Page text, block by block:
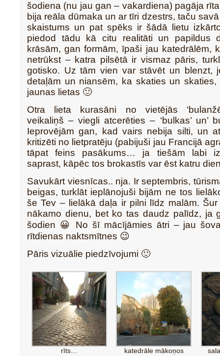
šodiena (nu jau gan – vakardiena) pagāja
bija reāla dūmaka un ar tīri dzestrs, taču
skaistums un pat spēks ir šādā lietu
piedod tādu kā citu realitāti un papildus
krāsām, gan formām, īpaši jau katedrālēm,
netrūkst – katra pilsētā ir vismaz pāris,
gotisko. Uz tām vien var stāvēt un blenzt,
detaļām un niansēm, ka skaties un skaties,
jaunas lietas 🙂
Otra lieta kurasāni no vietējās
veikaliņš – viegli atcerēties – ‘bulkas’ un’
Ieprovējām gan, kad vairs nebija silti, un
kritizēti no lietpratēju (pabijuši jau Francijā
tāpat feins pasākums… ja tiešām labi
saprast, kāpēc tos brokastīs var ēst katru
Savukārt viesnīcas.. nja. Ir septembris,
beigas, turklāt ieplānojuši bijām ne tos
še Tev – lielākā daļa ir pilni līdz malām.
nākamo dienu, bet ko tas daudz palīdz, ja
šodien 😀 No šī mācījāmies ātri – jau
rītdienas naktsmītnes 😉
Pāris vizuālie piedzīvojumi 🙂
rīts… katedrāle mākoņos